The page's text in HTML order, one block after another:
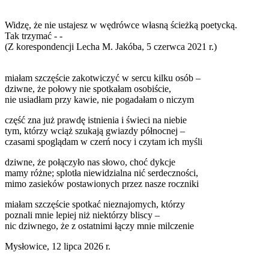
Widzę, że nie ustajesz w wędrówce własną ścieżką poetycką.
Tak trzymać - -
(Z korespondencji Lecha M. Jakóba, 5 czerwca 2021 r.)
miałam szczęście zakotwiczyć w sercu kilku osób –
dziwne, że połowy nie spotkałam osobiście,
nie usiadłam przy kawie, nie pogadałam o niczym
część zna już prawdę istnienia i świeci na niebie
tym, którzy wciąż szukają gwiazdy północnej –
czasami spoglądam w czerń nocy i czytam ich myśli
dziwne, że połączyło nas słowo, choć dykcje
mamy różne; splotła niewidzialna nić serdeczności,
mimo zasieków postawionych przez nasze roczniki
miałam szczęście spotkać nieznajomych, którzy
poznali mnie lepiej niż niektórzy bliscy –
nic dziwnego, że z ostatnimi łączy mnie milczenie
Mysłowice, 12 lipca 2026 r.